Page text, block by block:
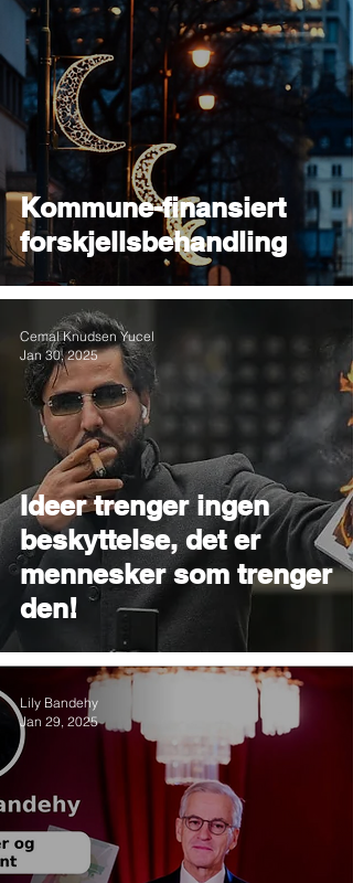
Kommune-finansiert
forskjellsbehandling
Ideer trenger ingen
beskyttelse, det er
mennesker som trenger
den!
Cemal Knudsen Yucel
Jan 30, 2025
Lily Bandehy
Jan 29, 2025